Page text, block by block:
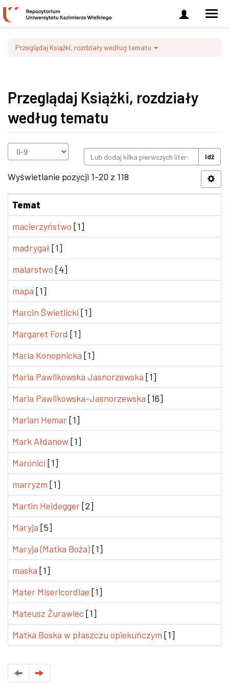
Zaloguj
się
Przeglądaj Książki, rozdziały według tematu
Przeglądaj Książki, rozdziały
według tematu
Idź
Wyświetlanie pozycji 1-20 z 118
Temat
macierzyństwo [1]
madrygał[1]
malarstwo [4]
mapa [1]
Marcin Świetlicki [1]
Margaret Ford [1]
Maria Konopnicka [1]
Maria Pawlikowska Jasnorzewska [1]
Maria Pawlikowska-Jasnorzewska [16]
Marian Hemar[1]
Mark Ałdanow[1]
Maronici [1]
marryzm [1]
Martin Heidegger[2]
Maryja [5]
Maryja (Matka Boża)[1]
maska [1]
Mater Misericordiae [1]
Mateusz Żurawiec [1]
Matka Boska w płaszczu opiekuńczym [1]